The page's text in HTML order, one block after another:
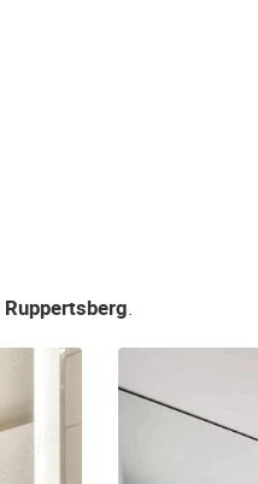
Ruppertsberg.